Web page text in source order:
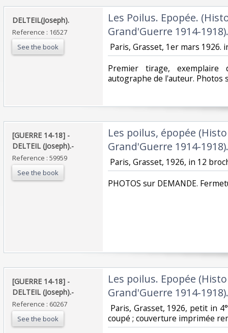
‎DELTEIL(Joseph).‎
Reference : 16527
See the book
‎Les Poilus. Epopée.
Grand'Guerre 1914-1918).‎
Paris, Grasset, 1er mars 1926.
‎Premier tirage,
autographe de l'auteur. Photos
‎[GUERRE 14-18] -
DELTEIL (Joseph).-‎
Reference : 59959
See the book
‎Les poilus, épopée
Grand'Guerre 1914-1918).‎
Paris, Grasset, 1926, in 12
‎PHOTOS sur DEMANDE.
‎[GUERRE 14-18] -
DELTEIL (Joseph).-‎
Reference : 60267
See the book
‎Les poilus. Epopée
Grand'Guerre 1914-1918).‎
Paris, Grasset, 1926, petit in
coupé ; couverture imprimée